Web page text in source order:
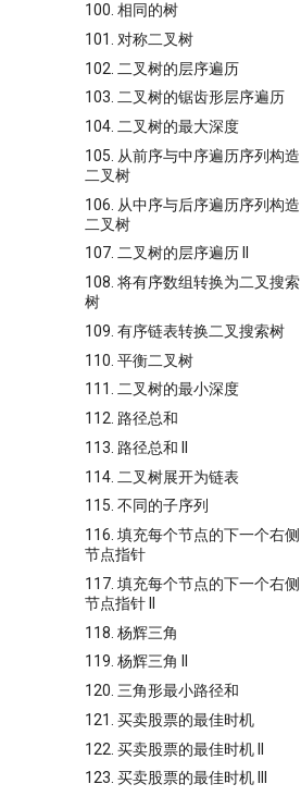
100. 相同的树
101. 对称二叉树
102. 二叉树的层序遍历
103. 二叉树的锯齿形层序遍历
104. 二叉树的最大深度
105. 从前序与中序遍历序列构造
二叉树
106. 从中序与后序遍历序列构造
二叉树
107. 二叉树的层序遍历 II
108. 将有序数组转换为二叉搜索
树
109. 有序链表转换二叉搜索树
110. 平衡二叉树
111. 二叉树的最小深度
112. 路径总和
113. 路径总和 II
114. 二叉树展开为链表
115. 不同的子序列
116. 填充每个节点的下一个右侧
节点指针
117. 填充每个节点的下一个右侧
节点指针 II
118. 杨辉三角
119. 杨辉三角 II
120. 三角形最小路径和
121. 买卖股票的最佳时机
122. 买卖股票的最佳时机 II
123. 买卖股票的最佳时机 III